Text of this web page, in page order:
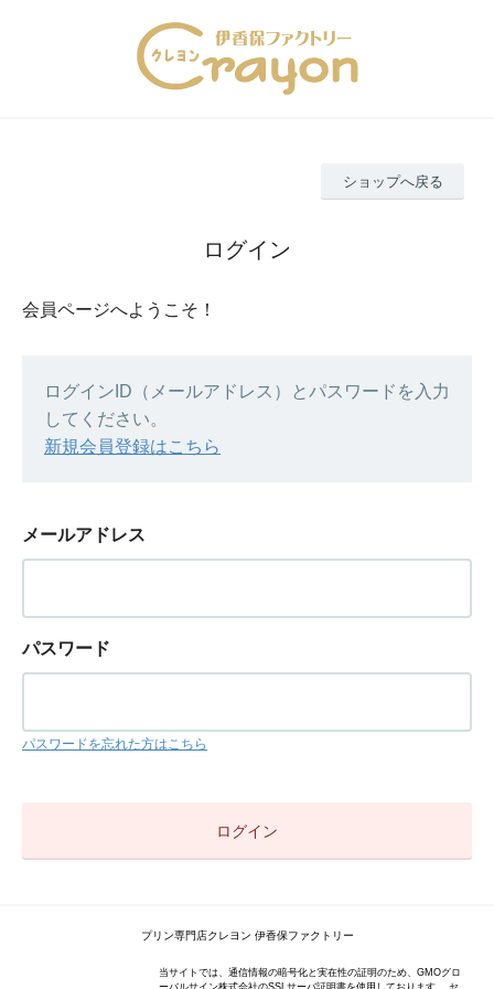
ショップへ戻る
ログイン
会員ページへようこそ！
ログインID（メールアドレス）とパスワードを入力
してください。
新規会員登録はこちら
メールアドレス
パスワード
パスワードを忘れた方はこちら
プリン専門店クレヨン 伊香保ファクトリー
当サイトでは、通信情報の暗号化と実在性の証明のため、GMOグロ
ーバルサイン株式会社のSSLサーバ証明書を使用しております。 セ